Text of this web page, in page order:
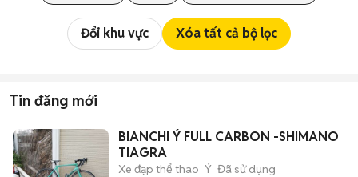
Đổi khu vực Xóa tất cả bộ lọc
Tin đăng mới
BIANCHI Ý FULL CARBON -SHIMANO
TIAGRA
Xe đạp thể thao Ý Đã sử dụng